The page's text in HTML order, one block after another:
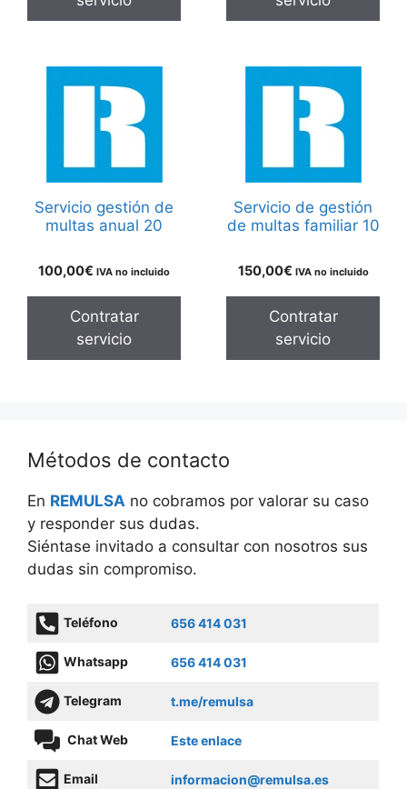
Servicio gestión de
multas anual 20
100,00€ IVA no incluido
Contratar
servicio
Servicio de gestión
de multas familiar 10
150,00€ IVA no incluido
Contratar
servicio
Métodos de contacto
En REMULSA no cobramos por valorar su caso
y responder sus dudas.
Siéntase invitado a consultar con nosotros sus
dudas sin compromiso.
Teléfono 656 414 031
Whatsapp 656 414 031
Telegram t.me/remulsa
Chat Web Este enlace
Email informacion@remulsa.es